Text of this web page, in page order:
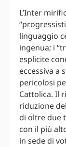
L’Inter
linguaggio
ingenua; i
esplicite
eccessiva a
pericolosi
Cattolica. Il
riduzione
di oltre due
con il più
in sede di